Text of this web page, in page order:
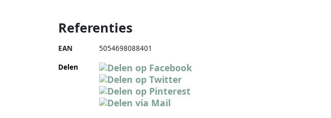
Referenties
EAN 5054698088401
Delen